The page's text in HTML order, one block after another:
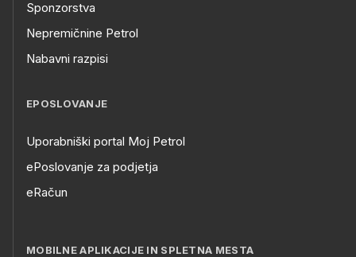
Sponzorstva
Nepremičnine Petrol
Nabavni razpisi
EPOSLOVANJE
Uporabniški portal Moj Petrol
ePoslovanje za podjetja
eRačun
MOBILNE APLIKACIJE IN SPLETNA MESTA